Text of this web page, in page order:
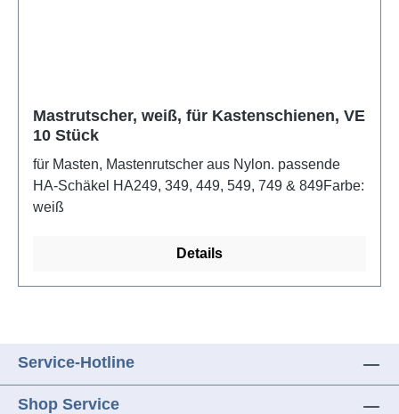
Mastrutscher, weiß, für Kastenschienen, VE
10 Stück
für Masten, Mastenrutscher aus Nylon. passende
HA-Schäkel HA249, 349, 449, 549, 749 & 849Farbe:
weiß
Details
Service-Hotline
Shop Service